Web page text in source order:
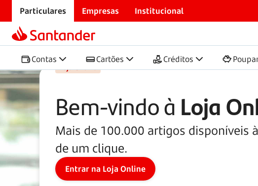
Particulares Empresas Institucional
Contas Cartões Créditos
Início Loja Online
Bem-vindo à Loja
Mais de 100.000 artigos disponíveis
de um clique.
Entrar na Loja Online